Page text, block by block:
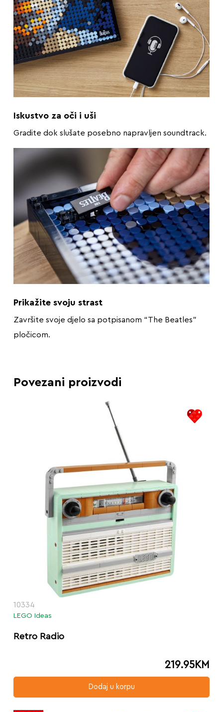
Iskustvo za oči i uši
Gradite dok slušate posebno napravljen soundtrack.
Prikažite svoju strast
Završite svoje djelo sa potpisanom “The Beatles”
pločicom.
Povezani proizvodi
10334
LEGO Ideas
Retro Radio
219.95KM
Dodaj u korpu